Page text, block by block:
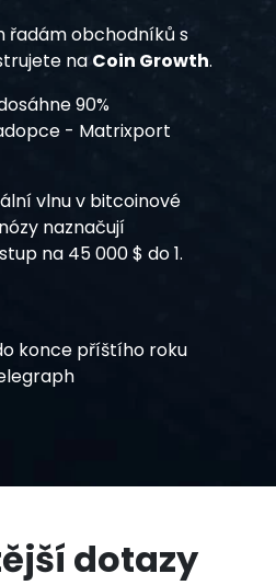
řadám obchodníků s
naCoin Growth.
90%
- Matrixport
vlnu v bitcoinové
naznačují
na 45 000 $ do 1.
konce příštího roku
dotazy